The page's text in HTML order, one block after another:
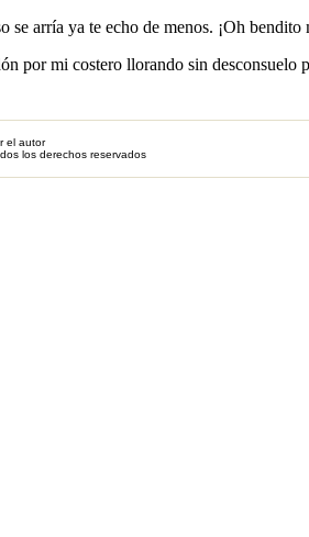
se arría ya te echo de menos. ¡Oh bendito
por mi costero llorando sin desconsuelo
el autor
los derechos reservados